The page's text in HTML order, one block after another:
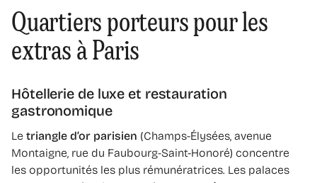
Quartiers porteurs pour les
extras à Paris
Hôtellerie de luxe et restauration
gastronomique
Le triangle d’or parisien (Champs-Élysées, avenue
Montaigne, rue du Faubourg-Saint-Honoré) concentre
les opportunités les plus rémunératrices. Les palaces